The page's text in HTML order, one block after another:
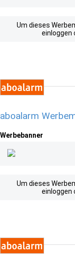
Um dieses
einloggen
aboalarm
Werbebanner
Um dieses
einloggen